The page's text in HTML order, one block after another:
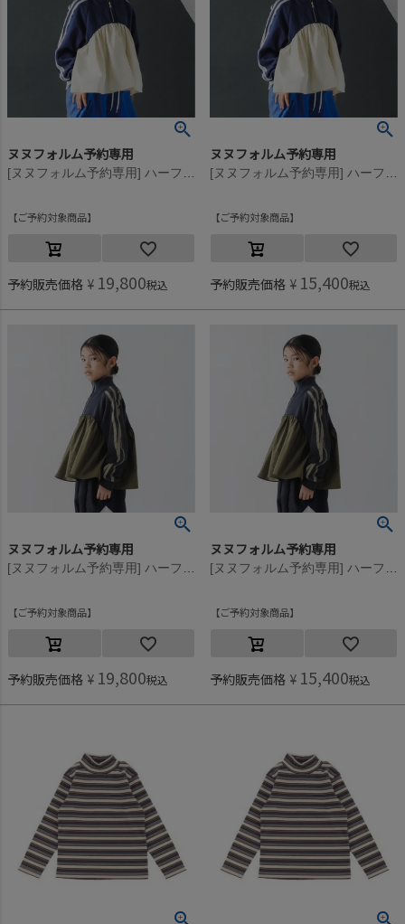
ヌヌフォルム予約専用
[ヌヌフォルム予約専用] ハーフジッププルオーバー【9月下旬入荷予定】 ネイビー
ご予約対象商品
予約販売価格 ¥ 19,800税込
ヌヌフォルム予約専用
[ヌヌフォルム予約専用] ハーフジッププルオーバー【9月下旬入荷予定】 ネイビー
ご予約対象商品
予約販売価格 ¥ 15,400税込
ヌヌフォルム予約専用
[ヌヌフォルム予約専用] ハーフジッププルオーバー【9月下旬入荷予定】 チャコール
ご予約対象商品
予約販売価格 ¥ 19,800税込
ヌヌフォルム予約専用
[ヌヌフォルム予約専用] ハーフジッププルオーバー【9月下旬入荷予定】 チャコール
ご予約対象商品
予約販売価格 ¥ 15,400税込